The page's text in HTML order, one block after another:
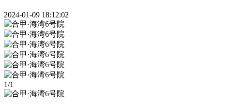
2024-01-09 18:12:02
1/1